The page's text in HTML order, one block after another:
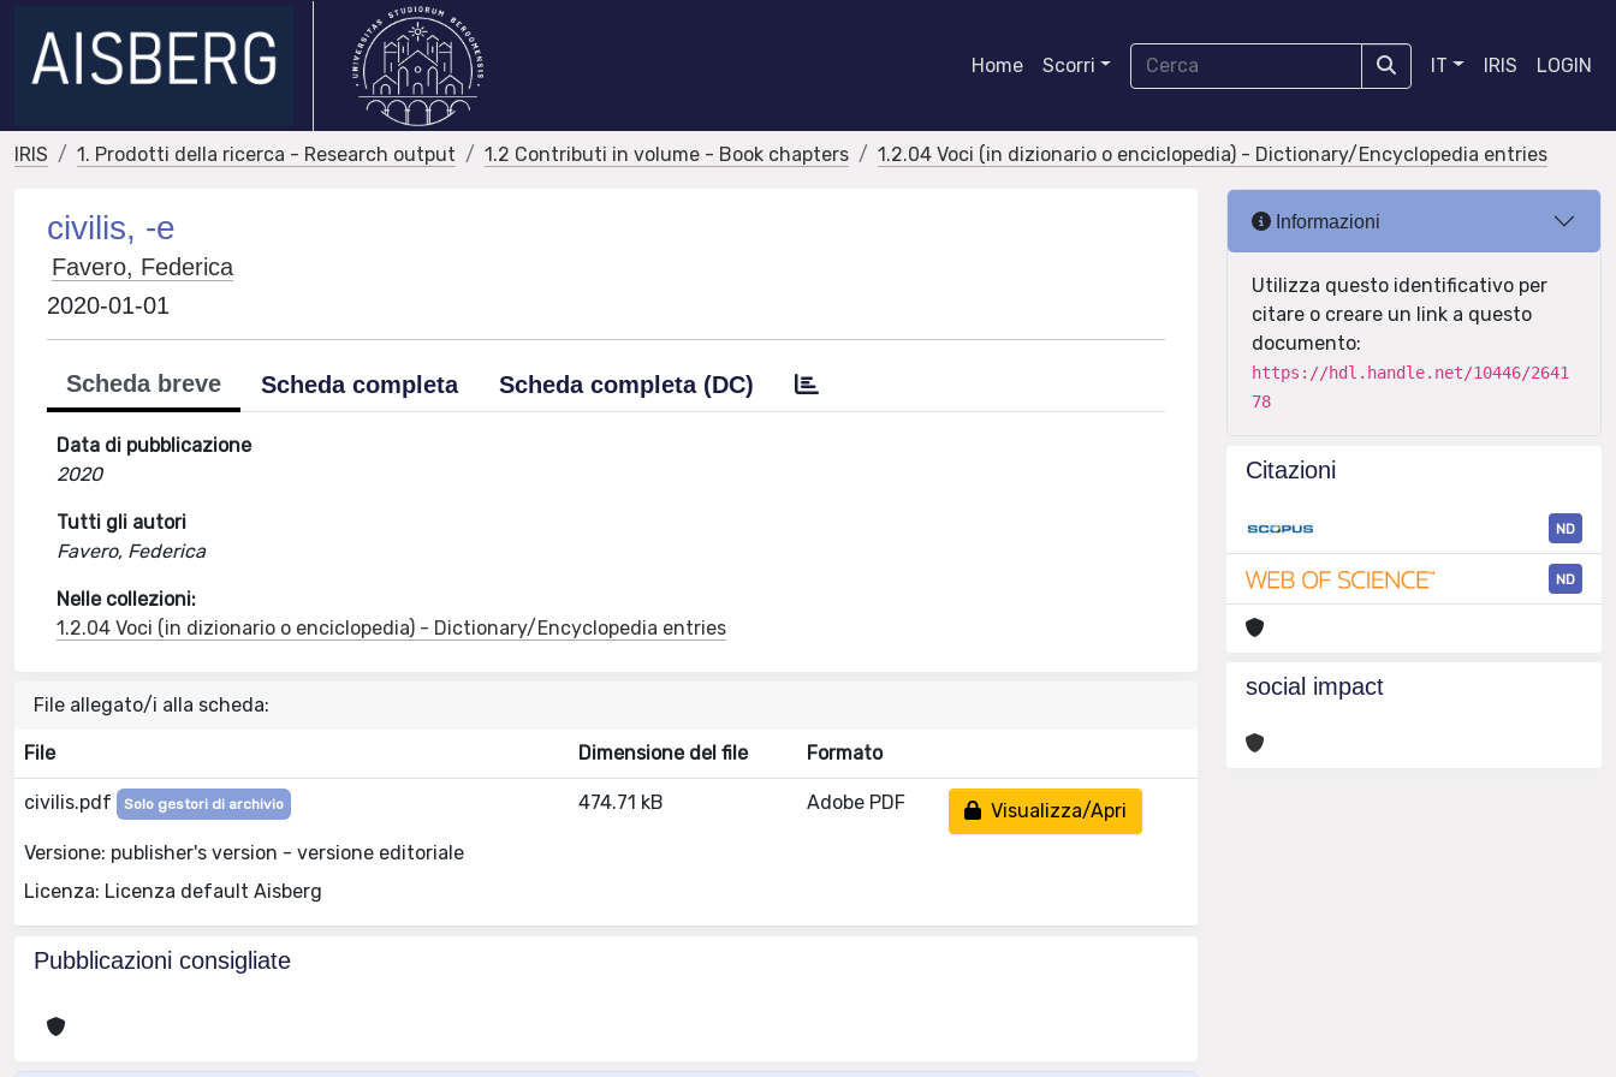
Home Scorri IT IRIS LOGIN
IRIS 1. Prodotti della ricerca - Research output 1.2 Contributi in volume - Book chapters 1.2.04 Voci (in dizionario o enciclopedia) - Dictionary/Encyclopedia entries
civilis, -e
Favero, Federica
2020-01-01
Scheda breve Scheda completa Scheda completa (DC)
Data di pubblicazione
2020
Tutti gli autori
Favero, Federica
Nelle collezioni:
1.2.04 Voci (in dizionario o enciclopedia) - Dictionary/Encyclopedia entries
File allegato/i alla scheda:
File Dimensione del file Formato
civilis.pdf Solo gestori di archivio
Versione: publisher's version - versione editoriale
Licenza: Licenza default Aisberg
474.71 kB Adobe PDF Visualizza/Apri
Pubblicazioni consigliate
Informazioni
Utilizza questo identificativo per
citare o creare un link a questo
documento:
https://hdl.handle.net/10446/2641
78
Citazioni
ND
ND
social impact